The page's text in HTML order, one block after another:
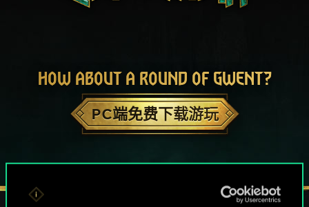
HOW ABOUT A ROUND OF GWENT?
PC端免费下载游玩